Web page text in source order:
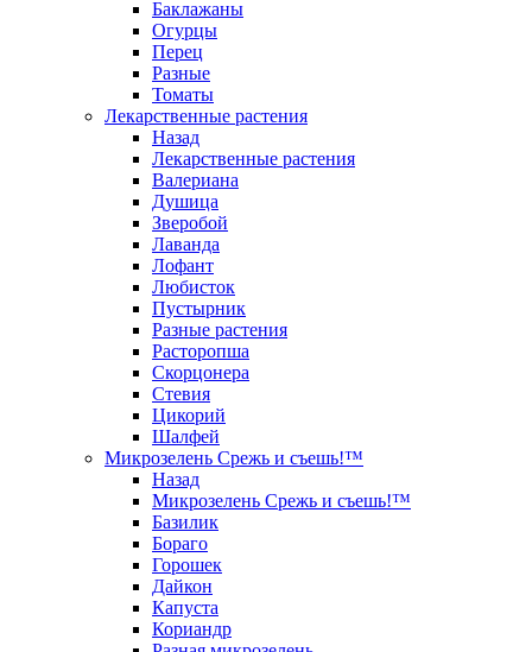
Баклажаны
Огурцы
Перец
Разные
Томаты
Лекарственные растения
Назад
Лекарственные растения
Валериана
Душица
Зверобой
Лаванда
Лофант
Любисток
Пустырник
Разные растения
Расторопша
Скорцонера
Стевия
Цикорий
Шалфей
Микрозелень Срежь и съешь!™
Назад
Микрозелень Срежь и съешь!™
Базилик
Бораго
Горошек
Дайкон
Капуста
Кориандр